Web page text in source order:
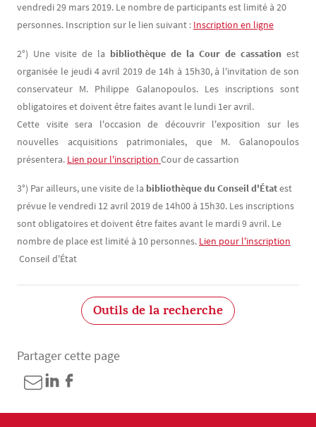
vendredi 29 mars 2019. Le nombre de participants est limité à 20
personnes. Inscription sur le lien suivant : Inscription en ligne
2°) Une visite de la bibliothèque de la Cour de cassation est
organisée le jeudi 4 avril 2019 de 14h à 15h30, à l'invitation de son
conservateur M. Philippe Galanopoulos. Les inscriptions sont
obligatoires et doivent être faites avant le lundi 1er avril.
Cette visite sera l'occasion de découvrir l'exposition sur les
nouvelles acquisitions patrimoniales, que M. Galanopoulos
présentera. Lien pour l'inscription Cour de cassartion
3°) Par ailleurs, une visite de la bibliothèque du Conseil d'Étatest
prévue le vendredi 12 avril 2019 de 14h00 à 15h30. Les inscriptions
sont obligatoires et doivent être faites avant le mardi 9 avril. Le
nombre de place est limité à 10 personnes. Lien pour l'inscription
Conseil d'État
Outils de la recherche
Partager cette page